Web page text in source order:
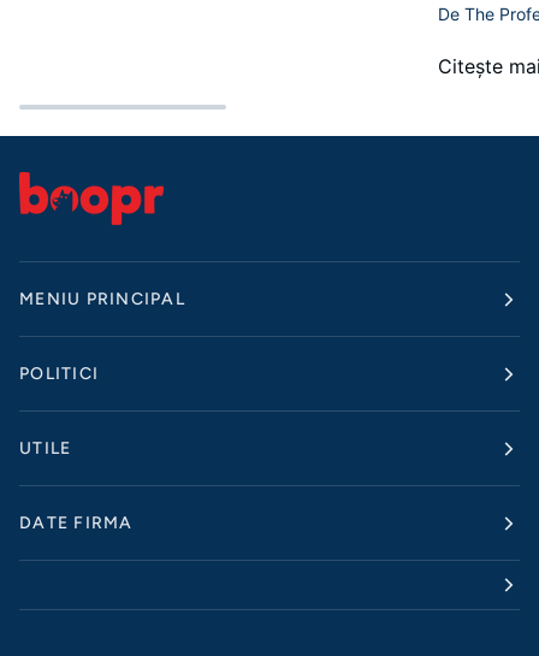
De The
Citeşte
MENIU PRINCIPAL
POLITICI
UTILE
DATE FIRMA